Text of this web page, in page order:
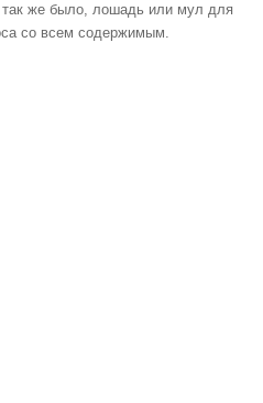
так же было, лошадь или мул для
со всем содержимым.